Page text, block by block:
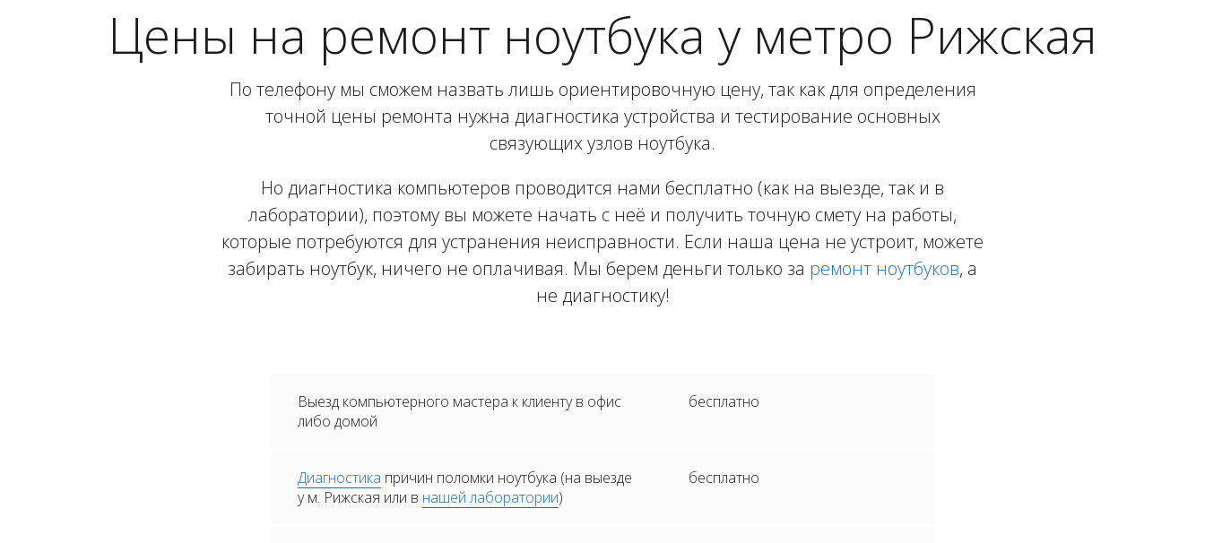
Цены на ремонт ноутбука у метро Рижская
По телефону мы сможем назвать лишь ориентировочную цену, так как для определения
точной цены ремонта нужна диагностика устройства и тестирование основных
связующих узлов ноутбука.
Но диагностика компьютеров проводится нами бесплатно (как на выезде, так и в
лаборатории), поэтому вы можете начать с неё и получить точную смету на работы,
которые потребуются для устранения неисправности. Если наша цена не устроит, можете
забирать ноутбук, ничего не оплачивая. Мы берем деньги только за ремонт ноутбуков, а
не диагностику!
Выезд компьютерного мастера к клиенту в офис
либо домой
бесплатно
Диагностика причин поломки ноутбука (на выезде
у м. Рижская или в нашей лаборатории)
бесплатно